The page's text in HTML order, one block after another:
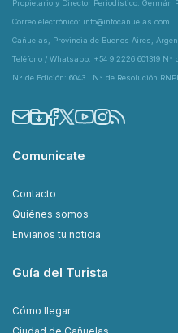
Propietario y Director Periodístico: Germán
Correo electrónico: info@infocanuelas.com
Cañuelas, Provincia de Buenos Aires,
Teléfono / Whatsapp: +54 9 2226 601319 N°
N° de Edición: 6043 | N° de Resolución
Comunicate
Contacto
Quiénes somos
Envianos tu noticia
Guía del Turista
Cómo llegar